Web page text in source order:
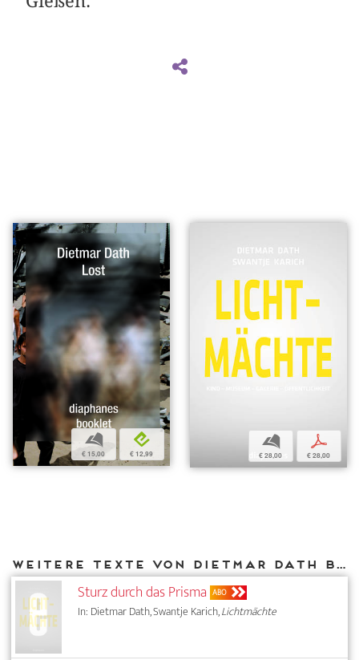
b
€ 15,00
e
€ 12,99
b
€ 28,00
p
€ 28,00
Weitere Texte von Dietmar Dath bei DIAPHANES
Sturz durch das Prisma ABO
In: Dietmar Dath, Swantje Karich,Lichtmächte